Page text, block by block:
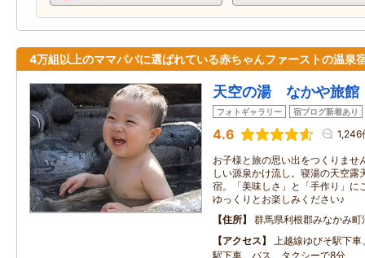
4万組以上のママパパに選ばれている赤ちゃんファーストの温泉
天空の湯 なかや旅館
フォトギャラリー 宿ブログ新着あり
4.6 1,246
お子様と旅の思い出をつくりませ
しい源泉かけ流し。寝湯の天空露
宿。「美味しさ」と「手作り」に
ゆっくりとお楽しみください♪
住所
群馬県利根郡みなかみ
アクセス
上越線ゆびそ駅下
駅下車、バス、タクシーで8分